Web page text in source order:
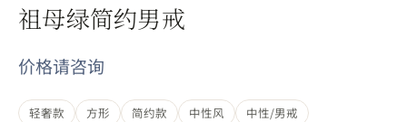
祖母绿简约男戒
价格请咨询
轻奢款 方形 简约款 中性风 中性/男戒